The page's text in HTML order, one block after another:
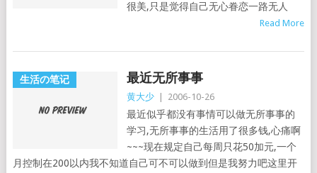
很美,只是觉得自己无心眷恋一路无人
Read More
生活の笔记 最近无所事事
黄大少 2006-10-26
最近似乎都没有事情可以做无所事事的
学习,无所事事的生活用了很多钱,心痛啊
~~~现在规定自己每周只花50加元,一个
月控制在200以内我不知道自己可不可以做到但是我努力吧这里开